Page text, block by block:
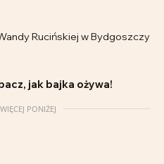
Rucińskiej w Bydgoszczy
jak bajka ożywa!
PONIŻEJ